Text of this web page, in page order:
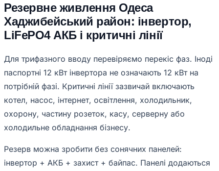
Резервне живлення Одеса
Хаджибейський район: інвертор,
LiFePO4 АКБ і критичні лінії
Для трифазного вводу перевіряємо перекіс фаз. Іноді
паспортні 12 кВт інвертора не означають 12 кВт на
потрібній фазі. Критичні лінії зазвичай включають
котел, насос, інтернет, освітлення, холодильник,
охорону, частину розеток, касу, серверну або
холодильне обладнання бізнесу.
Резерв можна зробити без сонячних панелей:
інвертор + АКБ + захист + байпас. Панелі додаються